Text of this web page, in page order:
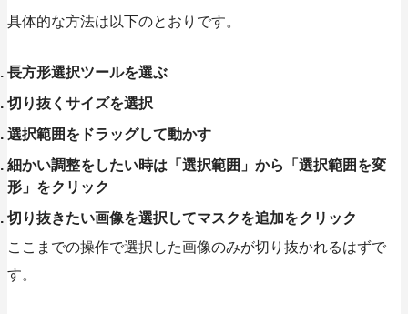
具体的な方法は以下のとおりです。
長方形選択ツールを選ぶ
切り抜くサイズを選択
選択範囲をドラッグして動かす
細かい調整をしたい時は「選択範囲」から「選択範囲を変
形」をクリック
切り抜きたい画像を選択してマスクを追加をクリック
ここまでの操作で選択した画像のみが切り抜かれるはずで
す。